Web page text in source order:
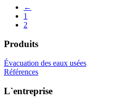
←
1
2
Produits
Évacuation des eaux usées
Références
L`entreprise